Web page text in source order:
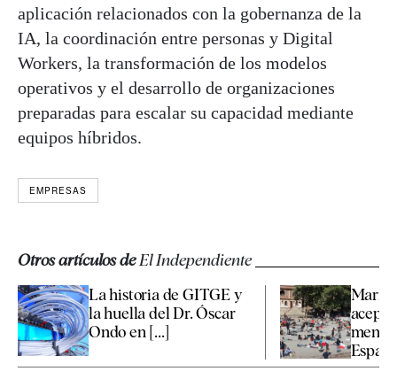
aplicación relacionados con la gobernanza de la
IA, la coordinación entre personas y Digital
Workers, la transformación de los modelos
operativos y el desarrollo de organizaciones
preparadas para escalar su capacidad mediante
equipos híbridos.
EMPRESAS
Otros artículos deEl Independiente
La historia de GITGE y
la huella del Dr. Óscar
Ondo en [...]